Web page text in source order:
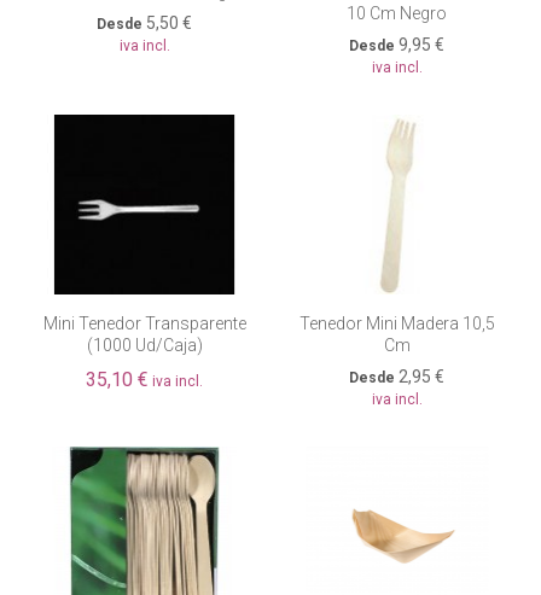
Desde 5,50 €
iva incl.
10 Cm Negro
Desde 9,95 €
iva incl.
Mini Tenedor Transparente
(1000 Ud/caja)
35,10 € iva incl.
Tenedor Mini Madera 10,5
Cm
Desde 2,95 €
iva incl.